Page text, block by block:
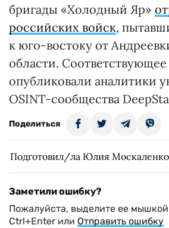
бригады «Холодный Яр»
российских войск,
к юго-востоку от
области.
опубликовали аналитики
OSINT-сообщества
Поделиться
Подготовил/ла Юлия Москаленко
Заметили ошибку?
Пожалуйста, выделите ее
Ctrl+Enter или Отправить ошибку